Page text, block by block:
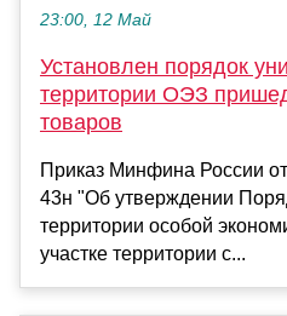
23:00, 12 Май
Установлен порядок
территории ОЭЗ
товаров
Приказ Минфина России
43н "Об утверждении
территории особой
участке территории с...